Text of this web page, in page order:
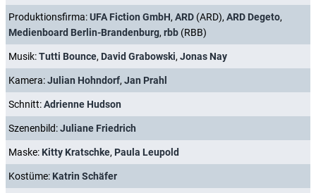
Produktionsfirma:UFA Fiction GmbH, ARD (ARD), ARD Degeto,
Medienboard Berlin-Brandenburg, rbb (RBB)
Musik:Tutti Bounce, David Grabowski, Jonas Nay
Kamera:Julian Hohndorf, Jan Prahl
Schnitt:Adrienne Hudson
Szenenbild:Juliane Friedrich
Maske: Kitty Kratschke, Paula Leupold
Kostüme: Katrin Schäfer